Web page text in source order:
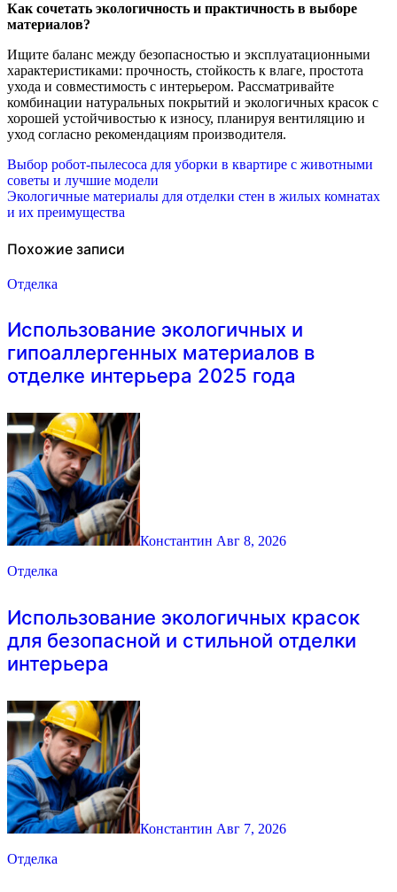
Как сочетать экологичность и практичность в выборе
материалов?
Ищите баланс между безопасностью и эксплуатационными
характеристиками: прочность, стойкость к влаге, простота
ухода и совместимость с интерьером. Рассматривайте
комбинации натуральных покрытий и экологичных красок с
хорошей устойчивостью к износу, планируя вентиляцию и
уход согласно рекомендациям производителя.
Навигация
по
записям
Выбор робот-пылесоса для уборки в квартире с животными
советы и лучшие модели
Экологичные материалы для отделки стен в жилых комнатах
и их преимущества
Похожие записи
Отделка
Использование экологичных и
гипоаллергенных материалов в
отделке интерьера 2025 года
Константин Авг 8, 2026
Отделка
Использование экологичных красок
для безопасной и стильной отделки
интерьера
Константин Авг 7, 2026
Отделка